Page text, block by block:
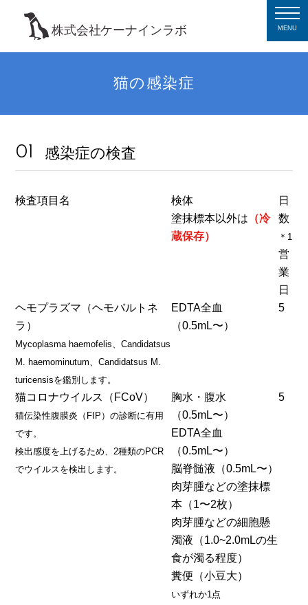
MENU
猫の感染症
感染症の検査
検査項目名
検体
塗抹標本以外は （冷
蔵保存）
日
数
＊1
営
業
日
ヘモプラズマ（ヘモバルトネ
ラ）
Mycoplasma haemofelis、Candidatsus
M. haemominutum、Candidatsus M.
turicensisを鑑別します。
EDTA全血
（0.5mL〜）
5
猫コロナウイルス（FCoV）
猫伝染性腹膜炎（FIP）の診断に有用
です。
検出感度を上げるため、2種類のPCR
でウイルスを検出します。
胸水・腹水
（0.5mL〜）
EDTA全血
（0.5mL〜）
脳脊髄液（0.5mL〜）
肉芽腫などの塗抹標
本（1〜2枚）
肉芽腫などの細胞懸
濁液（1.0~2.0mLの生
食が濁る程度）
糞便（小豆大）
いずれか1点
5